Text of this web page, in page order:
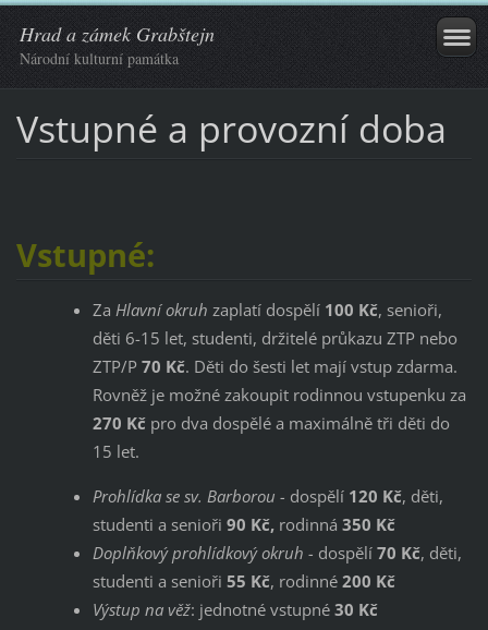
Hrad a zámek Grabštejn
Národní kulturní památka
Vstupné a provozní doba
Vstupné:
Za Hlavní okruh zaplatí dospělí 100 Kč, senioři,
děti 6-15 let, studenti, držitelé průkazu ZTP nebo
ZTP/P 70 Kč. Děti do šesti let mají vstup zdarma.
Rovněž je možné zakoupit rodinnou vstupenku za
270 Kčpro dva dospělé a maximálně tři děti do
15 let.
Prohlídka se sv. Barborou - dospělí 120 Kč, děti,
studenti a senioři 90 Kč, rodinná 350 Kč
Doplňkový prohlídkový okruh - dospělí 70 Kč, děti,
studenti a senioři 55 Kč, rodinné 200 Kč
Výstup na věž: jednotné vstupné30 Kč